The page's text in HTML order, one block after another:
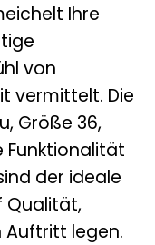
Ihre
von
vermittelt. Die
Größe 36,
Funktionalität
der ideale
Qualität,
Auftritt legen.